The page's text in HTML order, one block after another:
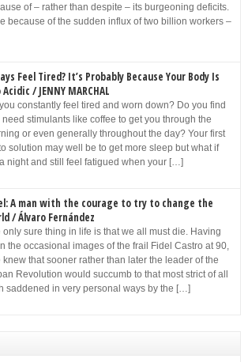
of – rather than despite – its burgeoning deficits.
because of the sudden influx of two billion workers –
Feel Tired? It’s Probably Because Your Body Is
Acidic / JENNY MARCHAL
constantly feel tired and worn down? Do you find
need stimulants like coffee to get you through the
or even generally throughout the day? Your first
solution may well be to get more sleep but what if
night and still feel fatigued when your […]
A man with the courage to try to change the
/ Álvaro Fernández
only sure thing in life is that we all must die. Having
the occasional images of the frail Fidel Castro at 90,
knew that sooner rather than later the leader of the
Revolution would succumb to that most strict of all
saddened in very personal ways by the […]